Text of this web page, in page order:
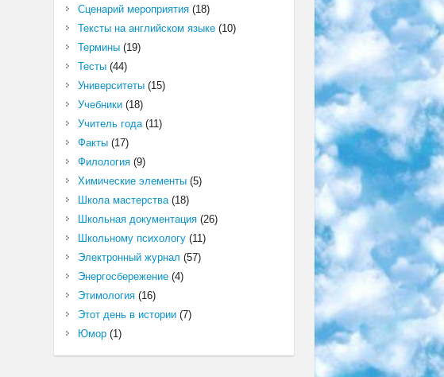
Сценарий мероприятия(18)
Тексты на английском языке(10)
Термины(19)
Тесты(44)
Университеты(15)
Учебники(18)
Учитель года(11)
Факты(17)
Филология(9)
Химические элементы(5)
Школа мастерства(18)
Школьная документация(26)
Школьному психологу(11)
Электронный журнал (57)
Энергосбережение(4)
Этимология(16)
Этот день в истории(7)
Юмор(1)